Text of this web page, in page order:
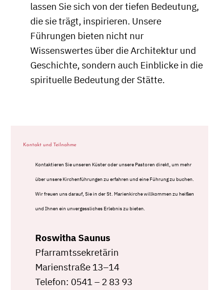
lassen Sie sich von der tiefen Bedeutung,
die sie trägt, inspirieren. Unsere
Führungen bieten nicht nur
Wissenswertes über die Architektur und
Geschichte, sondern auch Einblicke in die
spirituelle Bedeutung der Stätte.
Kontakt und Teilnahme
Kontaktieren Sie unseren Küster oder unsere Pastoren direkt, um mehr
über unsere Kirchenführungen zu erfahren und eine Führung zu buchen.
Wir freuen uns darauf, Sie in der St. Marienkirche willkommen zu heißen
und Ihnen ein unvergessliches Erlebnis zu bieten.
Roswitha Saunus
Pfarramtssekretärin
Marienstraße 13–14
Telefon: 0541 – 2 83 93